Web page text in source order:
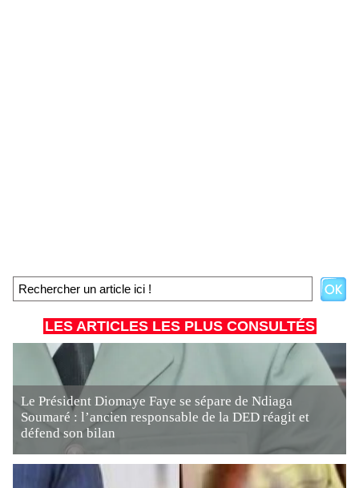
LES ARTICLES LES PLUS CONSULTÉS
Le Président Diomaye Faye se sépare de Ndiaga
Soumaré : l’ancien responsable de la DED réagit et
défend son bilan